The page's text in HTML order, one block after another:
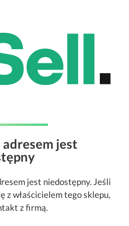
jest
jest niedostępny. Jeśli
z właścicielem tego sklepu,
z firmą.